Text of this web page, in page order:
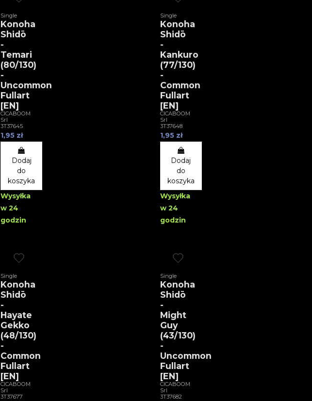
Single
Konoha
Shidō
-
Temari
(80/130)
-
Uncommon
Fullart
[EN]
CICABOOM
Srl
3T37645
1,95 zł
Dodaj
do
koszyka
Wysyłka
w 24
godzin
Single
Konoha
Shidō
-
Kankuro
(77/130)
-
Common
Fullart
[EN]
CICABOOM
Srl
3T37648
1,95 zł
Dodaj
do
koszyka
Wysyłka
w 24
godzin
Single
Konoha
Shidō
-
Hayate
Gekko
(48/130)
-
Common
Fullart
[EN]
CICABOOM
Srl
3T37677
Single
Konoha
Shidō
-
Might
Guy
(43/130)
-
Uncommon
Fullart
[EN]
CICABOOM
Srl
3T37682